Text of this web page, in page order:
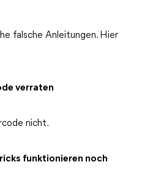
falsche Anleitungen. Hier
verraten
nicht.
funktionieren noch